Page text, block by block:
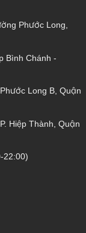
Phước Long,
Bình Chánh -
Long B, Quận
Hiệp Thành, Quận
22:00)